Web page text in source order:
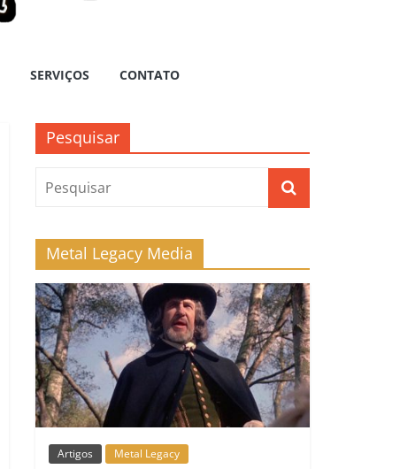
SERVIÇOS CONTATO
Pesquisar
Metal Legacy Media
Artigos Metal Legacy